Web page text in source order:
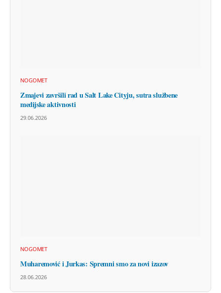
NOGOMET
Zmajevi završili rad u Salt Lake Cityju, sutra službene
medijske aktivnosti
29.06.2026
NOGOMET
Muharemović i Jurkas: Spremni smo za novi izazov
28.06.2026